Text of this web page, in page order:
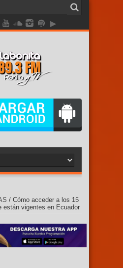
/ Cómo acceder a los 15
están vigentes en Ecuador